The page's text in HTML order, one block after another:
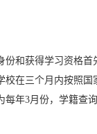
和获得学习资格
在三个月内按照
年3月份，学籍查